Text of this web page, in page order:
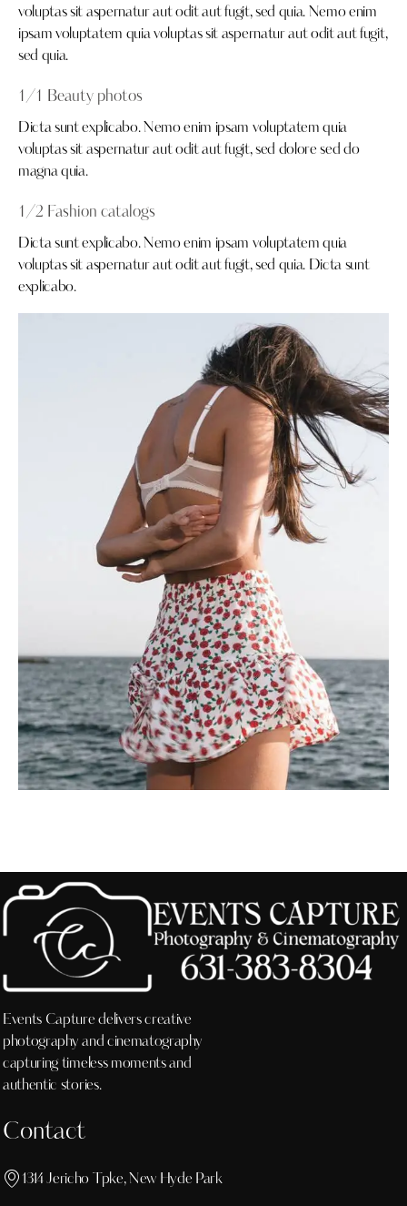
voluptas sit aspernatur aut odit aut fugit, sed quia. Nemo enim
ipsam voluptatem quia voluptas sit aspernatur aut odit aut fugit,
sed quia.
1/1 Beauty photos
Dicta sunt explicabo. Nemo enim ipsam voluptatem quia
voluptas sit aspernatur aut odit aut fugit, sed dolore sed do
magna quia.
1/2 Fashion catalogs
Dicta sunt explicabo. Nemo enim ipsam voluptatem quia
voluptas sit aspernatur aut odit aut fugit, sed quia. Dicta sunt
explicabo.
Events Capture delivers creative
photography and cinematography
capturing timeless moments and
authentic stories.
Contact
1314 Jericho Tpke, New Hyde Park